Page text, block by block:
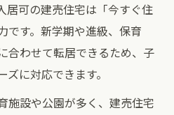
居可の建売住宅は「今すぐ住
です。新学期や進級、保育
合わせて転居できるため、子
に対応できます。
施設や公園が多く、建売住宅